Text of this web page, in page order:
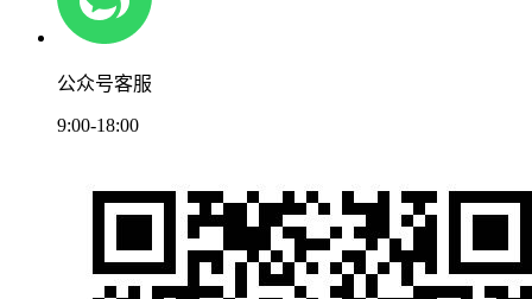
公众号客服
9:00-18:00